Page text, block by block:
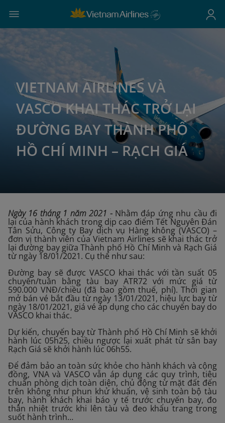
VIETNAM AIRLINES VÀ
VASCO KHAI THÁC TRỞ LẠI
ĐƯỜNG BAY THÀNH PHỐ
HỒ CHÍ MINH – RẠCH GIÁ
Ngày 16 tháng 1 năm 2021 - Nhằm đáp ứng nhu cầu đi
lại của hành khách trong dịp cao điểm Tết Nguyên Đán
Tân Sửu, Công ty Bay dịch vụ Hàng không (VASCO) –
đơn vị thành viên của Vietnam Airlines sẽ khai thác trở
lại đường bay giữa Thành phố Hồ Chí Minh và Rạch Giá
từ ngày 18/01/2021. Cụ thể như sau:
Đường bay sẽ được VASCO khai thác với tần suất 05
chuyến/tuần bằng tàu bay ATR72 với mức giá từ
590.000 VNĐ/chiều (đã bao gồm thuế, phí). Thời gian
mở bán vé bắt đầu từ ngày 13/01/2021, hiệu lực bay từ
ngày 18/01/2021, giá vé áp dụng cho các chuyến bay do
VASCO khai thác.
Dự kiến, chuyến bay từ Thành phố Hồ Chí Minh sẽ khởi
hành lúc 05h25, chiều ngược lại xuất phát từ sân bay
Rạch Giá sẽ khởi hành lúc 06h55.
Để đảm bảo an toàn sức khỏe cho hành khách và cộng
đồng, VNA và VASCO vẫn áp dụng các quy trình, tiêu
chuẩn phòng dịch toàn diện, chủ động từ mặt đất đến
trên không như phun khử khuẩn, vệ sinh toàn bộ tàu
bay, hành khách khai báo y tế trước chuyến bay, đo
thân nhiệt trước khi lên tàu và đeo khẩu trang trong
suốt hành trình…